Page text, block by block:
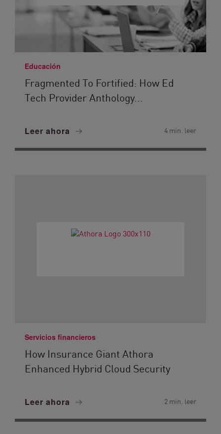
Educación
Fragmented To Fortified: How Ed
Tech Provider Anthology...
Leer ahora 4 min. leer
Servicios financieros
How Insurance Giant Athora
Enhanced Hybrid Cloud Security
Leer ahora 2 min. leer